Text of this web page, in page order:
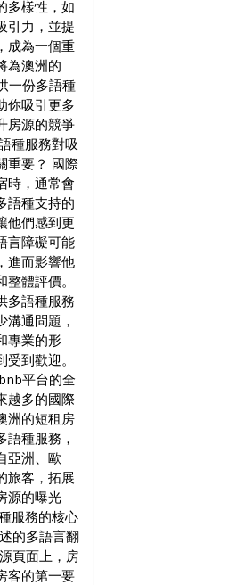
多樣性，如
引力，並提
成為一個重
為澳洲的
一份多語種
你吸引更多
房源的競爭
種服務對吸
重要？ 國際
時，通常會
語種支持的
他們感到更
言障礙可能
進而影響他
體評價。
多語種服務
溝通問題，
專業的形
到歡迎。
平台的全
越多的國際
洲的短租房
語種服務，
亞洲、歐
旅客，拓展
源的曝光
服務的核心
的多語言翻
頁面上，房
客的第一要